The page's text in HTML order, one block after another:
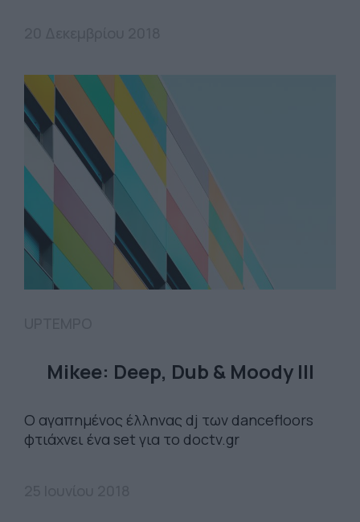
Mikee: Deep, Dub & Moody III
O αγαπημένος έλληνας dj των dancefloors
φτιάχνει ένα set για το doctv.gr